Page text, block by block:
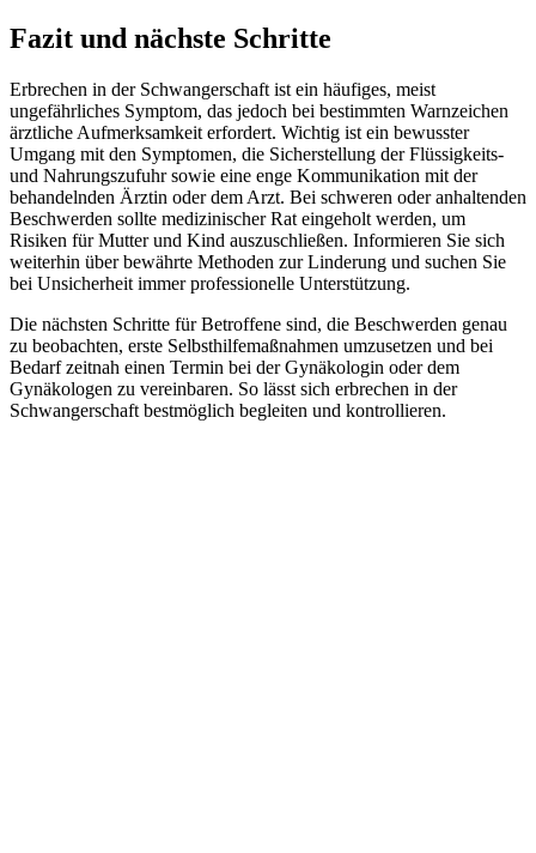
Fazit und nächste Schritte
Erbrechen in der Schwangerschaft ist ein häufiges, meist
ungefährliches Symptom, das jedoch bei bestimmten Warnzeichen
ärztliche Aufmerksamkeit erfordert. Wichtig ist ein bewusster
Umgang mit den Symptomen, die Sicherstellung der Flüssigkeits-
und Nahrungszufuhr sowie eine enge Kommunikation mit der
behandelnden Ärztin oder dem Arzt. Bei schweren oder anhaltenden
Beschwerden sollte medizinischer Rat eingeholt werden, um
Risiken für Mutter und Kind auszuschließen. Informieren Sie sich
weiterhin über bewährte Methoden zur Linderung und suchen Sie
bei Unsicherheit immer professionelle Unterstützung.
Die nächsten Schritte für Betroffene sind, die Beschwerden genau
zu beobachten, erste Selbsthilfemaßnahmen umzusetzen und bei
Bedarf zeitnah einen Termin bei der Gynäkologin oder dem
Gynäkologen zu vereinbaren. So lässt sich erbrechen in der
Schwangerschaft bestmöglich begleiten und kontrollieren.